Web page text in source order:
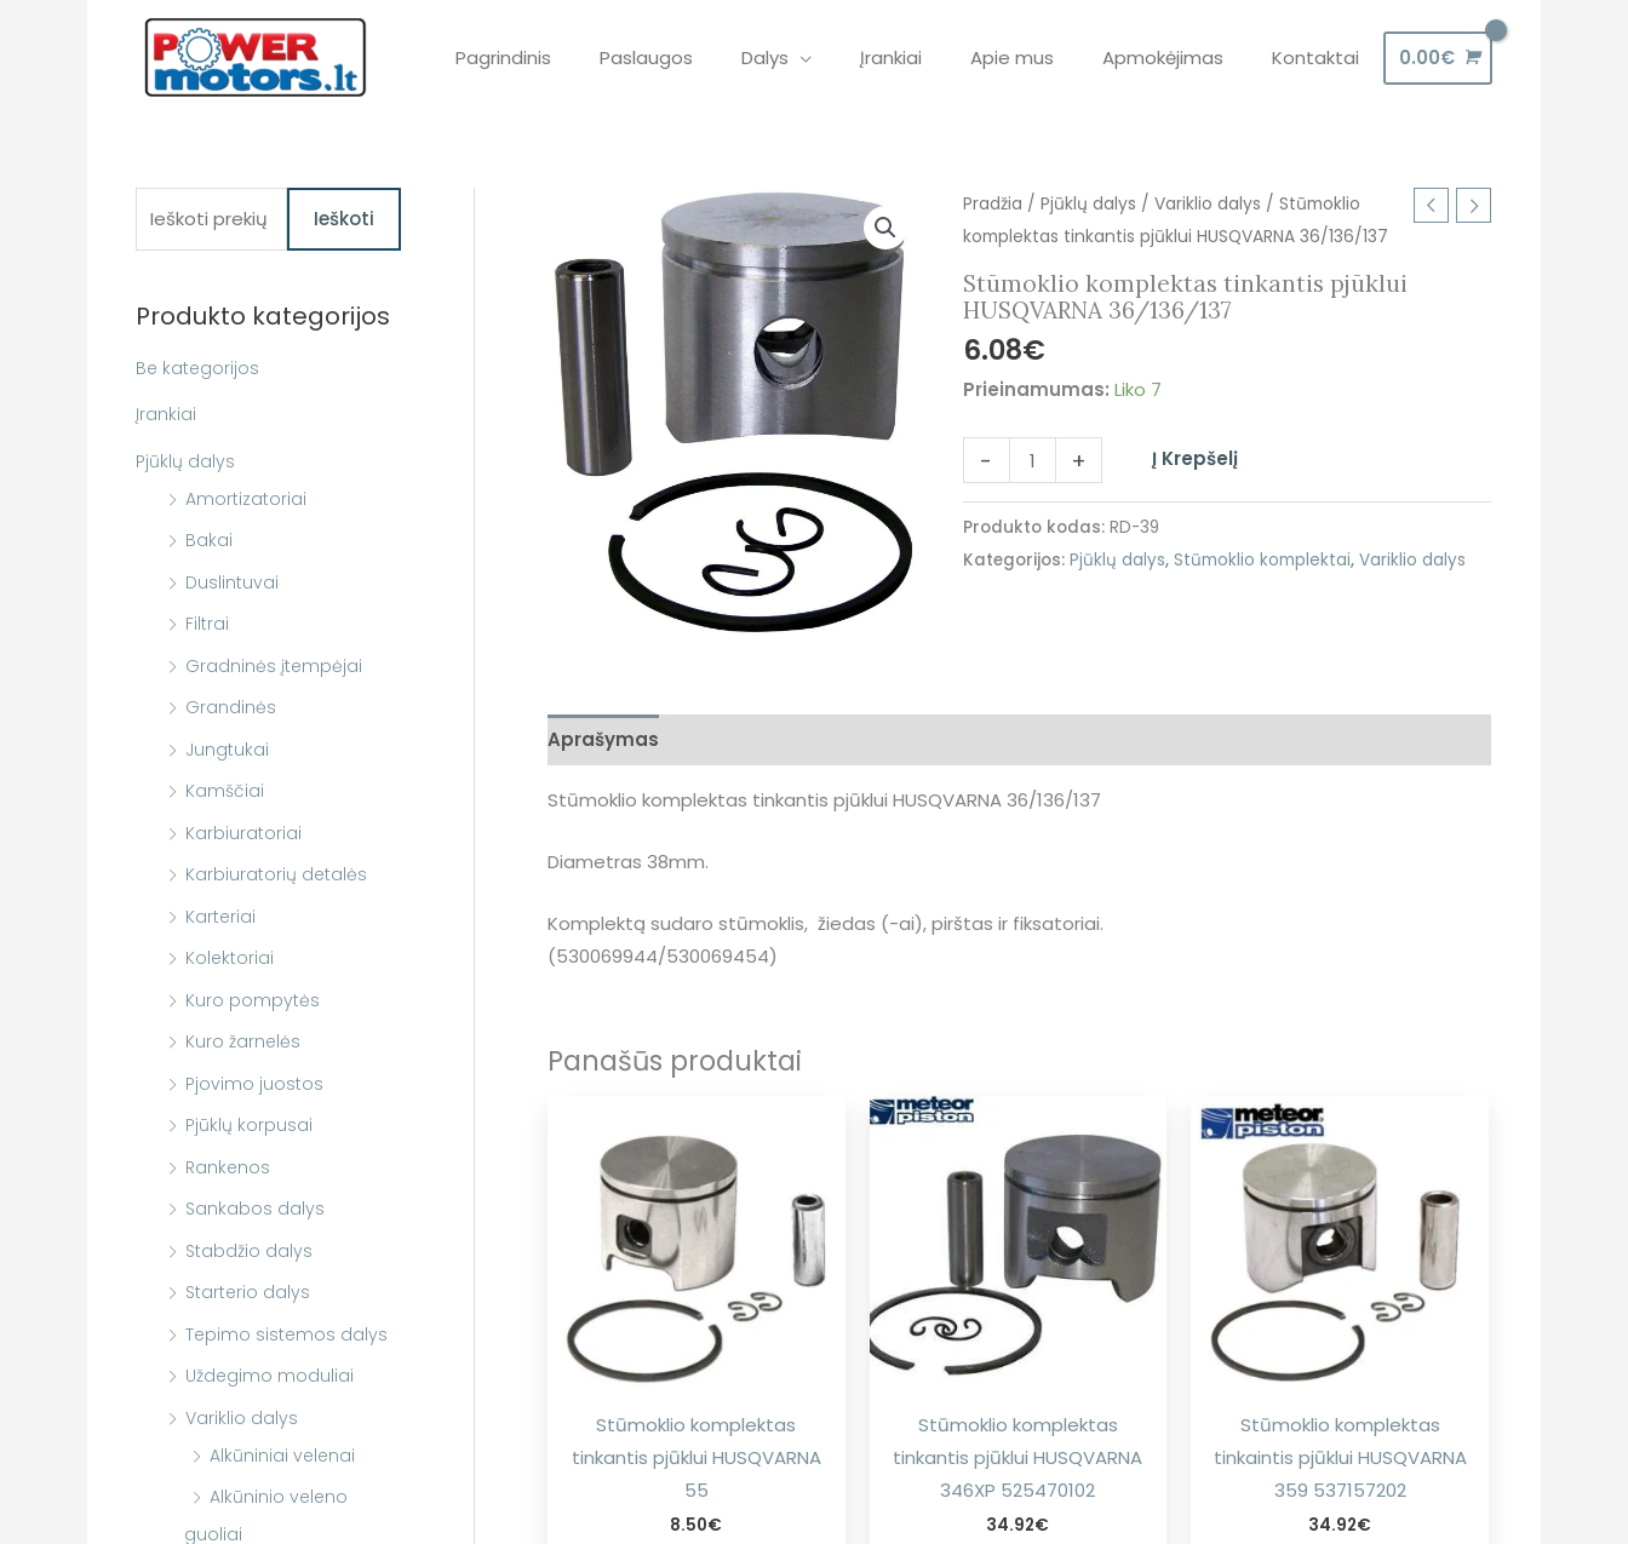
Pagrindinis Paslaugos Dalys Įrankiai Apie mus Apmokėjimas Kontaktai 0.00€
k
i
:
Ieškoti
Produkto kategorijos
Be kategorijos
Įrankiai
Pjūklų dalys
Amortizatoriai
Bakai
Duslintuvai
Filtrai
Gradninės įtempėjai
Grandinės
Jungtukai
Kamščiai
Karbiuratoriai
Karbiuratorių detalės
Karteriai
Kolektoriai
Kuro pompytės
Kuro žarnelės
Pjovimo juostos
Pjūklų korpusai
Rankenos
Sankabos dalys
Stabdžio dalys
Starterio dalys
Tepimo sistemos dalys
Uždegimo moduliai
Variklio dalys
Alkūniniai velenai
Alkūninio veleno
guoliai
Pradžia / Pjūklų dalys / Variklio dalys / Stūmoklio
komplektas tinkantis pjūklui HUSQVARNA 36/136/137
Stūmoklio komplektas tinkantis pjūklui
HUSQVARNA 36/136/137
6.08€
Prieinamumas: Liko 7
-
produkto
kiekis:
komplektas
tinkantis
pjūklui
HUSQVARNA
36/136/137
+ Į Krepšelį
Produkto kodas: RD-39
Kategorijos: Pjūklų dalys, Stūmoklio komplektai, Variklio dalys
Aprašymas
Stūmoklio komplektas tinkantis pjūklui HUSQVARNA 36/136/137
Diametras 38mm.
Komplektą sudaro stūmoklis, žiedas (-ai), pirštas ir fiksatoriai.
(530069944/530069454)
Panašūs produktai
Stūmoklio komplektas
tinkantis pjūklui HUSQVARNA
55
8.50€
Stūmoklio komplektas
tinkantis pjūklui HUSQVARNA
346XP 525470102
34.92€
Stūmoklio komplektas
tinkaintis pjūklui HUSQVARNA
359 537157202
34.92€